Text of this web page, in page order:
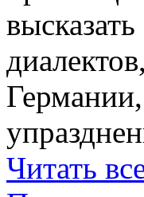
Читать